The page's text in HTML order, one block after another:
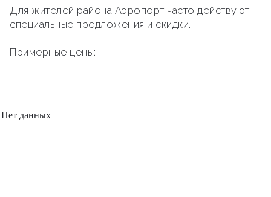
Для жителей района Аэропорт часто действуют
специальные предложения и скидки.
Примерные цены:
Нет данных